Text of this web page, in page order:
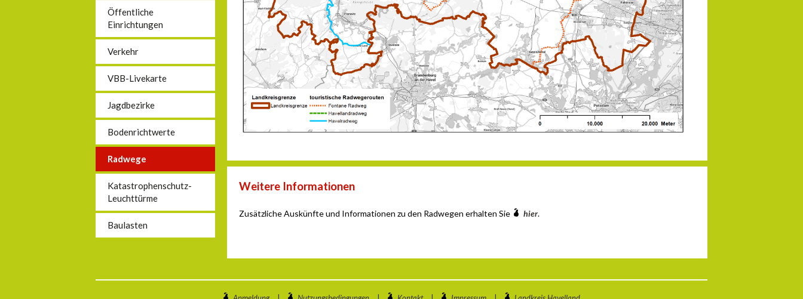
Öffentliche
Einrichtungen
Verkehr
VBB-Livekarte
Jagdbezirke
Bodenrichtwerte
Radwege
Katastrophenschutz-
Leuchttürme
Baulasten
Weitere Informationen
Zusätzliche Auskünfte und Informationen zu den Radwegen erhalten Sie hier.